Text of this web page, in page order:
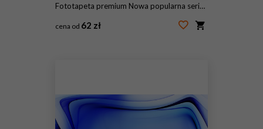
Fototapeta premium Nowa popularna seria. Nice Design
cena od 62 zł